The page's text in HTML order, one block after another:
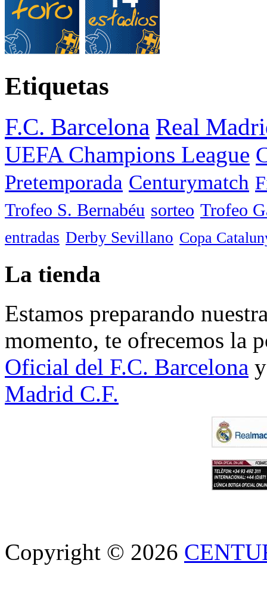
Etiquetas
F.C. Barcelona Real
UEFA Champions League
Pretemporada Centurymatch
Trofeo S. Bernabéu sorteo Trofeo
entradas Derby Sevillano Copa
La tienda
Estamos preparando
momento, te ofrecemos la
Oficial del F.C. Barcelona
Madrid C.F.
Copyright © 2026